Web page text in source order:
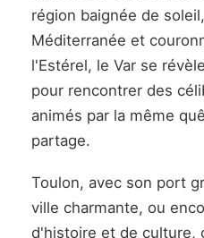
région baignée de
Méditerranée et
l'Estérel, le Var se
pour rencontrer des
animés par la même
partage.
Toulon, avec son port
ville charmante, ou
d'histoire et de culture,